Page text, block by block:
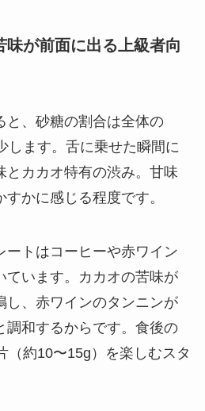
味が前面に出る上級者向
と、砂糖の割合は全体の
します。舌に乗せた瞬間に
とカカオ特有の渋み。甘味
かに感じる程度です。
ートはコーヒーや赤ワイン
ています。カカオの苦味が
し、赤ワインのタンニンが
調和するからです。食後の
（約10〜15g）を楽しむスタ